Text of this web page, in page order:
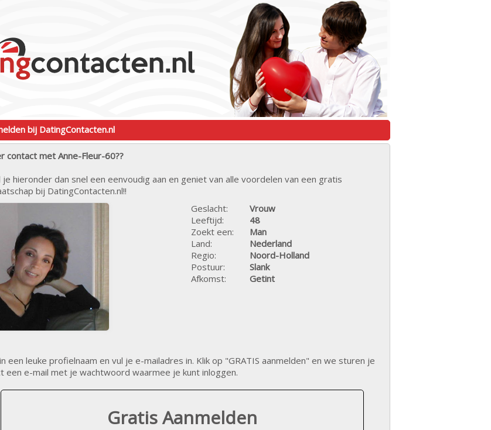
bij DatingContacten.nl
contact met Anne-Fleur-60??
je hieronder dan snel een eenvoudig aan en geniet van alle voordelen van een gratis
bij DatingContacten.nl!!
Geslacht:
Vrouw
Leeftijd:
48
Zoekt een:
Man
Land:
Nederland
Regio:
Noord-Holland
Postuur:
Slank
Afkomst:
Getint
een leuke profielnaam en vul je e-mailadres in. Klik op "GRATIS aanmelden" en we sturen je
een e-mail met je wachtwoord waarmee je kunt inloggen.
Gratis Aanmelden